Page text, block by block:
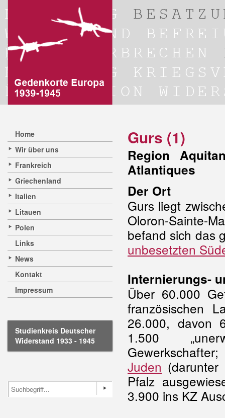
Home
Wir über uns
Frankreich
Griechenland
Italien
Litauen
Polen
Links
News
Kontakt
Impressum
Studienkreis Deutscher
Widerstand 1933 - 1945
Gurs (1)
Region
Atlantiques
Der Ort
Gurs liegt
Oloron-Sainte-
befand sich das
unbesetzten
Internierungs-
Über 60.000
französischen
26.000, davon
1.500
Juden
Pfalz
3.900 ins KZ